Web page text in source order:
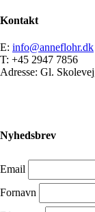
Kontakt
E: info@anneflohr.dk
T: +45 2947 7856
Adresse: Gl.
Nyhedsbrev
Email
Fornavn